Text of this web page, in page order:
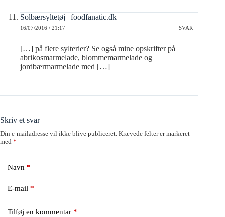
Solbærsyltetøj | foodfanatic.dk
16/07/2016 / 21:17 SVAR
[…] på flere sylterier? Se også mine opskrifter på
abrikosmarmelade, blommemarmelade og
jordbærmarmelade med […]
Skriv et svar
Din e-mailadresse vil ikke blive publiceret. Krævede felter er markeret
med *
Navn *
E-mail *
Tilføj en kommentar *